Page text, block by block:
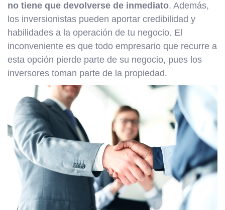
no tiene que devolverse de inmediato. Además,
los inversionistas pueden aportar credibilidad y
habilidades a la operación de tu negocio. El
inconveniente es que todo empresario que recurre a
esta opción pierde parte de su negocio, pues los
inversores toman parte de la propiedad.